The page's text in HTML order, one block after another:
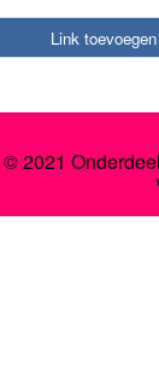
Link toevoegen
2021